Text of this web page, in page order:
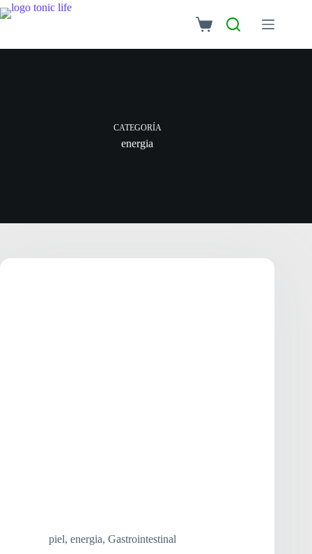
CATEGORÍA
energia
piel, energia, Gastrointestinal